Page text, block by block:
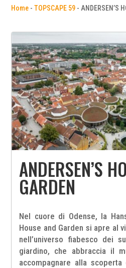
Home -TOPSCAPE 59 - ANDERSEN’S
ANDERSEN’S
GARDEN
Nel cuore di Odense, la
House and Garden si apre al
nell’universo fiabesco dei
giardino, che abbraccia il
accompagnare alla